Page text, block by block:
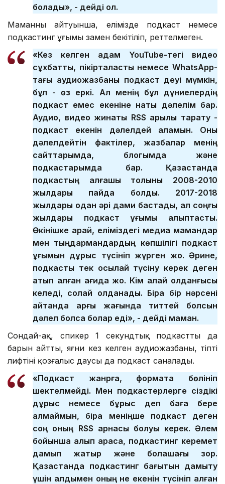
болады», - дейді ол.
Маманның айтуынша, елімізде подкаст немесе
подкастинг ұғымы заңмен бекітіліп, реттелмеген.
«Кез келген адам YouTube-тегі видео
сұхбатты, пікірталасты немесе WhatsApp-
тағы аудиожазбаны подкаст деуі мүмкін,
бұл - өз еркі. Ал менің бұл дүниелердің
подкаст емес екеніне нақты дәлелім бар.
Аудио, видео жинақты RSS арқылы тарату -
подкаст екенін дәлелдей аламын. Оны
дәлелдейтін фактілер, жазбалар менің
сайттарымда, блогымда және
подкастарымда бар. Қазақстанда
подкастың алғашқы толқыны 2008-2010
жылдары пайда болды. 2017-2018
жылдары одан әрі дами бастады, ал соңғы
жылдары подкаст ұғымы қалыптасты.
Өкінішке қарай, еліміздегі медиа мамандар
мен тыңдармандардың көпшілігі подкаст
ұғымын дұрыс түсініп жүрген жоқ. Әрине,
подкасты тек осылай түсіну керек деген
қатып қалған қағида жоқ. Кім қалай қолданғысы
келеді, солай қолданады. Бірақ бір нәрсені
айтқанда арғы жағында титтей болсын
дәлел болса болар еді», - дейді маман.
Сондай-ақ, спикер 1 секундтық подкасттың да
барын айтты, яғни кез келген аудиожазбаны, тіпті
лифтінің қозғалыс даусы да подкаст саналады.
«Подкаст жанрға, форматқа бөлініп
шектелмейді. Мен подкастерлерге сіздікі
дұрыс немесе бұрыс деп баға бере
алмаймын, бірақ меніңше подкаст деген
соң оның RSS арнасы болуы керек. Әлем
бойынша алып қарасақ, подкастинг керемет
дамып жатыр және болашағы зор.
Қазақстанда подкастинг бағытын дамыту
үшін алдымен оның не екенін түсініп алған